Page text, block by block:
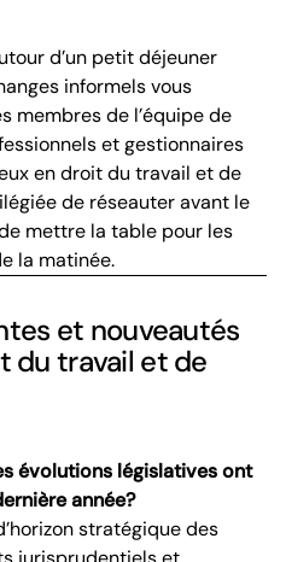
d’un petit déjeuner
informels vous
membres de l’équipe de
et gestionnaires
en droit du travail et de
de réseauter avant le
mettre la table pour les
la matinée.
et nouveautés
du travail et de
évolutions législatives ont
année?
stratégique des